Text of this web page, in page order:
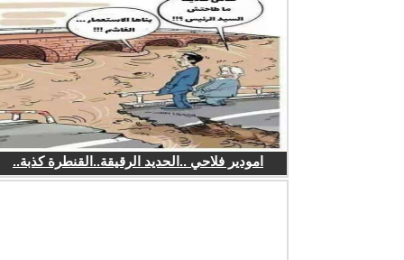
امودير فلاحي ..الحديد الرقيقة..القنطرة كذبة..